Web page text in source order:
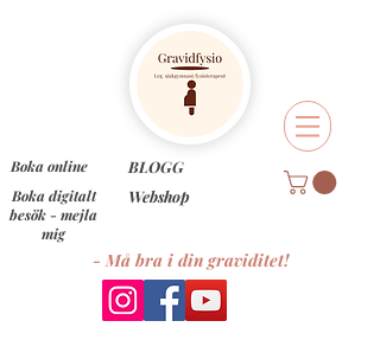
Boka online
Boka digitalt
besök - mejla
mig
BLOGG
Webshop
- Må bra i din graviditet!